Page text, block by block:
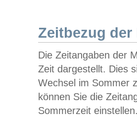
Zeitbezug der
Die Zeitangaben der
Zeit dargestellt. Dies
Wechsel im Sommer
können Sie die
Sommerzeit